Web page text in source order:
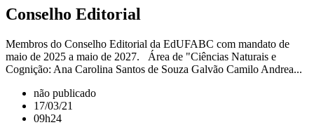
Conselho Editorial
Membros do Conselho Editorial da EdUFABC com mandato de
maio de 2025 a maio de 2027. Área de "Ciências Naturais e
Cognição: Ana Carolina Santos de Souza Galvão Camilo Andrea...
não publicado
17/03/21
09h24